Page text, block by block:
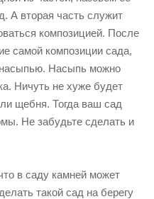
А вторая часть служит
композицией. После
самой композиции сада,
Насыпь можно
Ничуть не хуже будет
щебня. Тогда ваш сад
Не забудьте сделать и
в саду камней может
такой сад на берегу